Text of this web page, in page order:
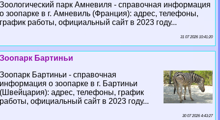
Зоологический парк Амневиля - справочная информация
о зоопарке в г. Амневиль (Франция): адрес, телефоны,
график работы, официальный сайт в 2023 году...
31 07 2026 10:41:20
Зоопарк Бартиньи
Зоопарк Бартиньи - справочная
информация о зоопарке в г. Бартиньи
(Швейцария): адрес, телефоны, график
работы, официальный сайт в 2023 году...
30 07 2026 4:43:27